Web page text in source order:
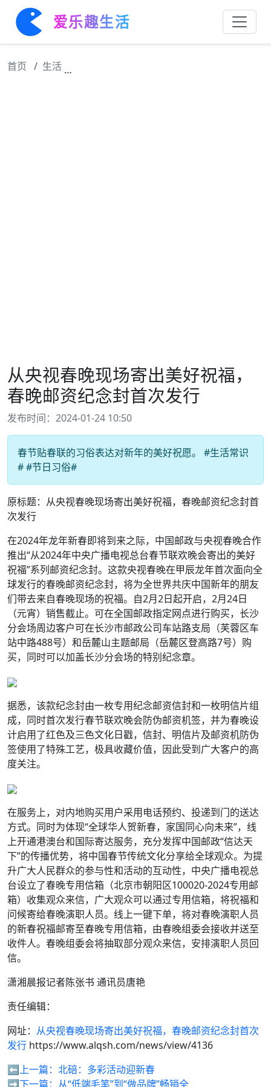
爱乐趣生活
首页 生活
从央视春晚现场寄出美好祝福，
春晚邮资纪念封首次发行
发布时间：2024-01-24 10:50
春节贴春联的习俗表达对新年的美好祝愿。 #生活常识
# #节日习俗#
原标题：从央视春晚现场寄出美好祝福，春晚邮资纪念封首
次发行
在2024年龙年新春即将到来之际，中国邮政与央视春晚合作
推出“从2024年中央广播电视总台春节联欢晚会寄出的美好
祝福”系列邮资纪念封。这款央视春晚在甲辰龙年首次面向全
球发行的春晚邮资纪念封，将为全世界共庆中国新年的朋友
们带去来自春晚现场的祝福。自2月2日起开启，2月24日
（元宵）销售截止。可在全国邮政指定网点进行购买，长沙
分会场周边客户可在长沙市邮政公司车站路支局（芙蓉区车
站中路488号）和岳麓山主题邮局（岳麓区登高路7号）购
买，同时可以加盖长沙分会场的特别纪念章。
据悉，该款纪念封由一枚专用纪念邮资信封和一枚明信片组
成，同时首次发行春节联欢晚会防伪邮资机签，并为春晚设
计启用了红色及三色文化日戳，信封、明信片及邮资机防伪
签使用了特殊工艺，极具收藏价值，因此受到广大客户的高
度关注。
在服务上，对内地购买用户采用电话预约、投递到门的送达
方式。同时为体现“全球华人贺新春，家国同心向未来”，线
上开通港澳台和国际寄达服务，充分发挥中国邮政“信达天
下”的传播优势，将中国春节传统文化分享给全球观众。为提
升广大人民群众的参与性和活动的互动性，中央广播电视总
台设立了春晚专用信箱（北京市朝阳区100020-2024专用邮
箱）收集观众来信，广大观众可以通过专用信箱，将祝福和
问候寄给春晚演职人员。线上一键下单，将对春晚演职人员
的新春祝福邮寄至春晚专用信箱，由春晚组委会接收并送至
收件人。春晚组委会将抽取部分观众来信，安排演职人员回
信。
潇湘晨报记者陈张书 通讯员唐艳
责任编辑：
网址： 从央视春晚现场寄出美好祝福，春晚邮资纪念封首次
发行 https://www.alqsh.com/news/view/4136
⬅️上一篇： 北碚：多彩活动迎新春
➡️下一篇： 从“低端毛笔”到“做品牌”畅销全